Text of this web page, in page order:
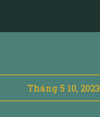
Tháng 5 10, 2023